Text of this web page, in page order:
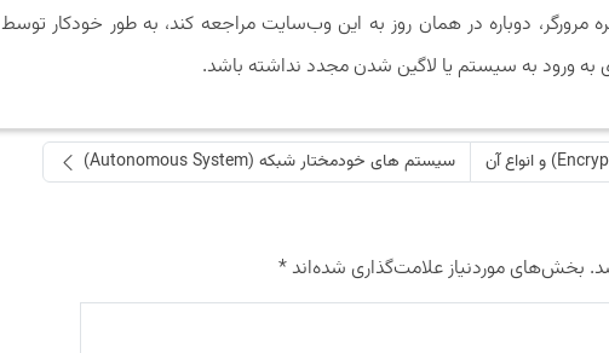
مرورگر، دوباره در همان روز به این وب‌سایت مراجعه کند، به طور خودکار توسط
به ورود به سیستم یا لاگین شدن مجدد نداشته باشد.
سیستم های خودمختار شبکه (Autonomous System)
بخش‌های موردنیاز علامت‌گذاری شده‌اند*